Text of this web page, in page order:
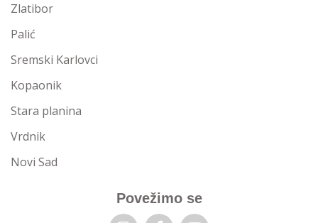
Zlatibor
Palić
Sremski Karlovci
Kopaonik
Stara planina
Vrdnik
Novi Sad
Povežimo se